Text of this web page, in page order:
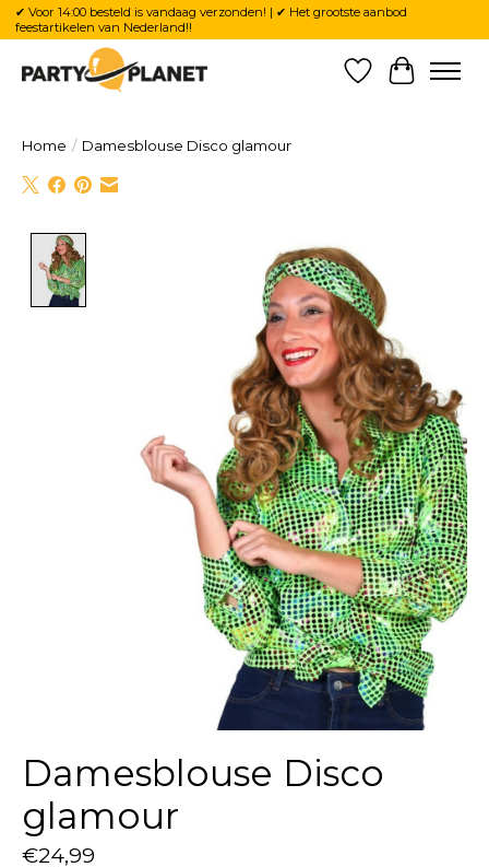
✔ Voor 14:00 besteld is vandaag verzonden! | ✔ Het grootste aanbod
feestartikelen van Nederland!!
Verlanglijst
Home / Damesblouse Disco glamour
Product image slideshow Items
Damesblouse Disco
glamour
€24,99